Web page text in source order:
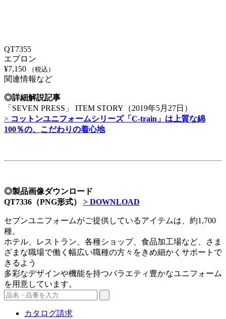
QT7355
エプロン
¥7,150 （税込）
関連情報など
◎詳細解説記事
「SEVEN PRESS」 ITEM STORY（2019年5月27日）
> コットンユニフォームシリーズ「C-train」は上質な綿
100％の、こだわりの着心地
◎製品画像ダウンロード
QT7336（PNG形式） > DOWNLOAD
セブンユニフォームがご提供しているアイテムは、約1,700
種。
ホテル、レストラン、各種ショップ、食品加工場など、さま
ざまな職場で働く幅広い職種の方々をきめ細かくサポートで
きるよう
多彩なデザインや機能を持つバラエティ豊かなユニフォーム
を用意しています。
カタログ請求